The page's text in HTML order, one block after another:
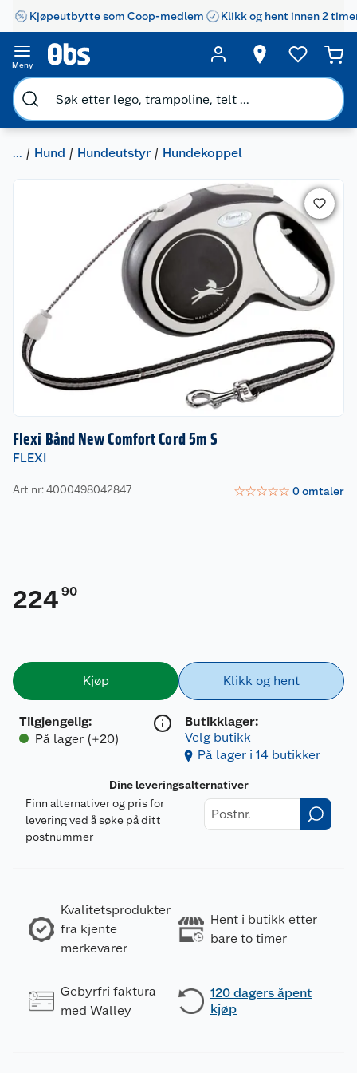
Kjøpeutbytte som Coop-medlem Klikk og hent innen 2
Meny
... Hund Hundeutstyr Hundekoppel
Flexi Bånd New Comfort Cord 5m S
FLEXI
Art nr: 4000498042847 ☆☆☆☆☆ 0omtaler
224 90
Kjøp
Tilgjengelig:
På lager (+20)
Klikk og hent
Butikklager:
Velg butikk
På lager i 14 butikker
Dine leveringsalternativer
Finn alternativer og pris for
levering ved å søke på ditt
postnummer
Kvalitetsprodukter
fra kjente
merkevarer
Hent i butikk etter
bare to timer
Gebyrfri faktura
med Walley
120 dagers åpent
kjøp